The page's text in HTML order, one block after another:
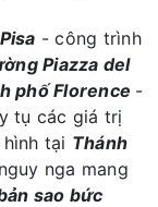
- công trình
Piazza del
phố Florence -
tụ các giá trị
tại Thánh
nguy nga mang
sao bức